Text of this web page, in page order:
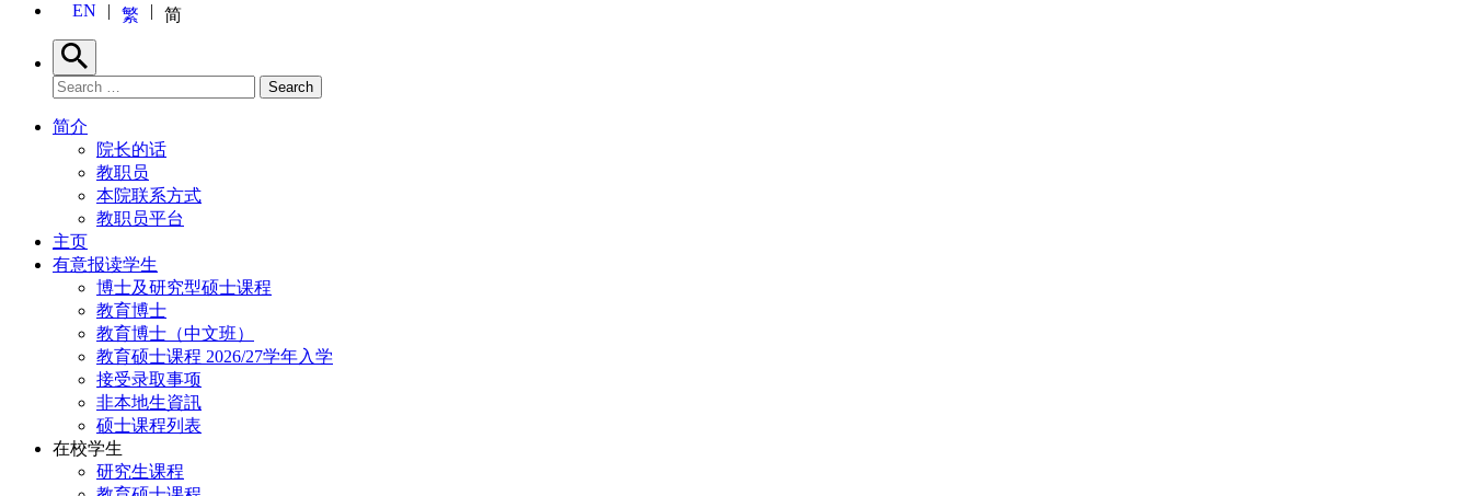
EN 繁 简
Search
Search for: Search
简介
院长的话
教职员
本院联系方式
教职员平台
主页
有意报读学生
博士及研究型硕士课程
教育博士
教育博士（中文班）
教育硕士课程 2026/27学年入学
接受录取事项
非本地生資訊
硕士课程列表
在校学生
研究生课程